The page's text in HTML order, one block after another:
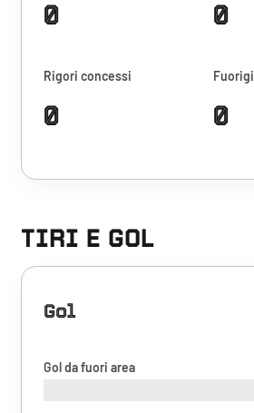
0 0
Rigori concessi
0 0
TIRI E GOL
Gol
Gol da fuori area